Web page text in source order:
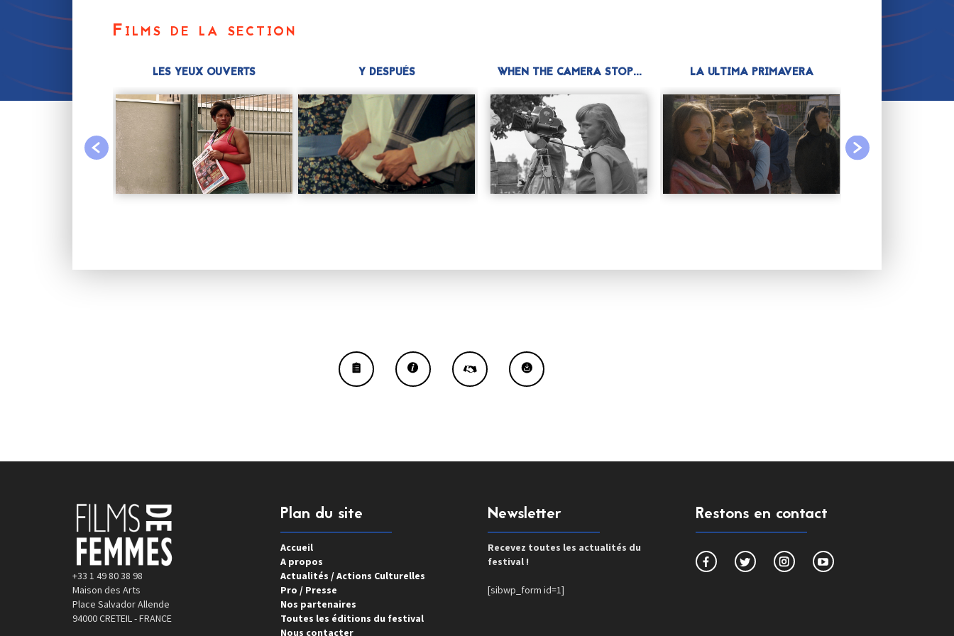
Films de la section
LES YEUX OUVERTS Y DESPUÉS WHEN THE CAMERA STOP... LA ULTIMA PRIMAVERA
+33 1 49 80 38 98
Maison des Arts
Place Salvador Allende
94000 CRETEIL - FRANCE
Plan du site
Accueil
A propos
Actualités / Actions Culturelles
Pro / Presse
Nos partenaires
Toutes les éditions du festival
Nous contacter
Newsletter
Recevez toutes les actualités du
festival !
[sibwp_form id=1]
Restons en contact